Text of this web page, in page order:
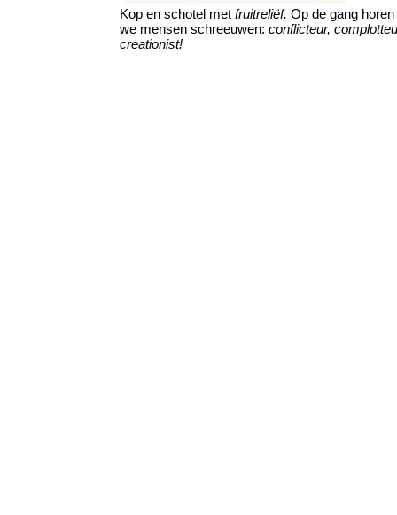
Kop en schotel met fruitreliëf. Op de gang horen
we mensen schreeuwen: conflicteur,
creationist!